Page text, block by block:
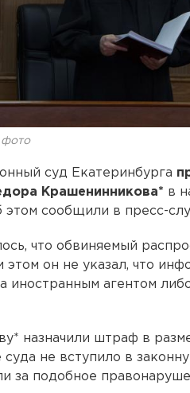
суд Екатеринбурга
Крашенинникова* в
сообщили в пресс-
что обвиняемый
этом он не указал, что
иностранным агентом
назначили штраф в
суда не вступило в
за подобное